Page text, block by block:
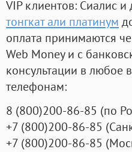
VIP клиентов: Сиалис
тонгкат али платинум
оплата принимаются
Web Money и с
консультации в любое
телефонам:
8 (800)200-86-85 (по
+7 (800)200-86-85 (
+7 (800)200-86-85 (